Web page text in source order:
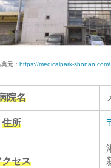
元： https://medicalpark-shonan.com/
院名
住所
クセス